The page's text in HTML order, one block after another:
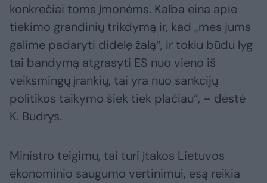
konkrečiai toms įmonėms. Kalba eina apie
tiekimo grandinių trikdymą ir, kad „mes jums
galime padaryti didelę žalą“, ir tokiu būdu lyg
tai bandymą atgrasyti ES nuo vieno iš
veiksmingų įrankių, tai yra nuo sankcijų
politikos taikymo šiek tiek plačiau“, – dėstė
K. Budrys.
Ministro teigimu, tai turi įtakos Lietuvos
ekonominio saugumo vertinimui, esą reikia